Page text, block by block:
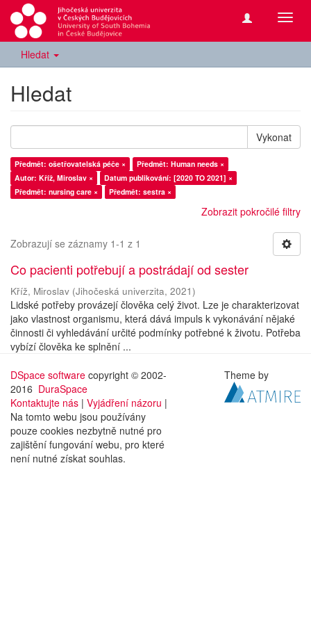
Hledat
Hledat
Vykonat
Předmět: ošetřovatelská péče ×
Předmět: Human needs ×
Autor: Kříž, Miroslav ×
Datum publikování: [2020 TO 2021] ×
Předmět: nursing care ×
Předmět: sestra ×
Zobrazit pokročilé filtry
Zobrazují se záznamy 1-1 z 1
Co pacienti potřebují a postrádají od sester
Kříž, Miroslav (Jihočeská univerzita, 2021)
Lidské potřeby provázejí člověka celý život. Lze je charakterizovat
jako vlastnost organismu, která dává impuls k vykonávání nějaké
činnosti či vyhledávání určité podmínky potřebné k životu. Potřeba
vybízí člověka ke splnění ...
DSpace software copyright © 2002-
2016 DuraSpace
Kontaktujte nás | Vyjádření názoru |
Na tomto webu jsou používány
pouze cookies nezbytně nutné pro
zajištění fungování webu, pro které
není nutné získat souhlas.
Theme by